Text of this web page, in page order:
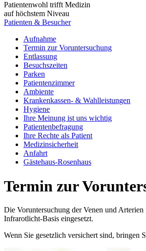
Patientenwohl trifft Medizin
auf höchstem Niveau
Patienten & Besucher
Aufnahme
Termin zur Voruntersuchung
Entlassung
Besuchszeiten
Parken
Patientenzimmer
Ambiente
Krankenkassen- & Wahlleistungen
Hygiene
Ihre Meinung ist uns wichtig
Patientenbefragung
Ihre Rechte als Patient
Medizinsicherheit
Anfahrt
Gästehaus-Rosenhaus
Termin zur
Die Voruntersuchung der Venen und
Infrarotlicht-Basis eingesetzt.
Wenn Sie gesetzlich versichert sind, bringen